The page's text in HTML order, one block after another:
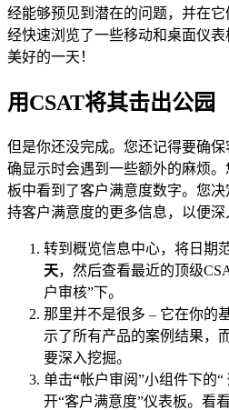
经能够预见到潜在的问题，并在
经快速浏览了一些移动和桌面仪
美好的一天！
用CSAT将其击出公园
但是你还没完成。您还记得要确
确显示时会遇到一些额外的麻烦
板中看到了客户满意度数字。您
持客户满意度的更多信息，以便深
转到概览信息中心，将日期
天，然后查看最近的顶级
户审核”下。
那里并不是很多 – 它在你的
示了所有产品的案例结果，
要深入挖掘。
单击“帐户审阅”小组件下的“
开“客户满意度”仪表板。看